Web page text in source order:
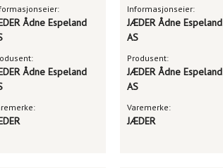
Ådne Espeland
Ådne Espeland
Informasjonseier:
JÆDER Ådne Espeland
AS
Produsent:
JÆDER Ådne Espeland
AS
Varemerke:
JÆDER